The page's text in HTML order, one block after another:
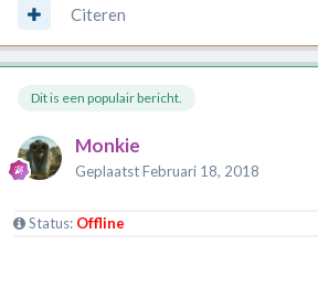
Citeren
Dit is een populair bericht.
Monkie
GeplaatstFebruari 18, 2018
Status: Offline